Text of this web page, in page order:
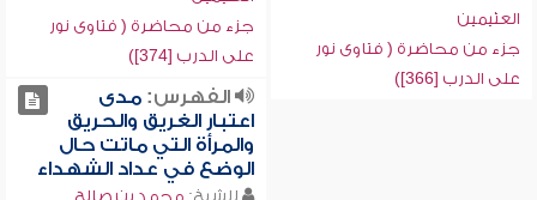
العثيمين
جزء من محاضرة ( فتاوى نور
على الدرب [366])
جزء من محاضرة ( فتاوى نور
على الدرب [374])
الفهرس:مدى
اعتبار الغريق والحريق
والمرأة التي ماتت حال
الوضع في عداد الشهداء
للشيخ: محمد بن صالح